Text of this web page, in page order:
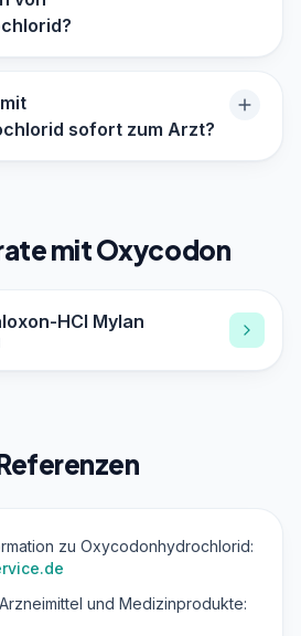
sofort zum Arzt?
mit Oxycodon
HCl Mylan
zu Oxycodonhydrochlorid:
und Medizinprodukte: